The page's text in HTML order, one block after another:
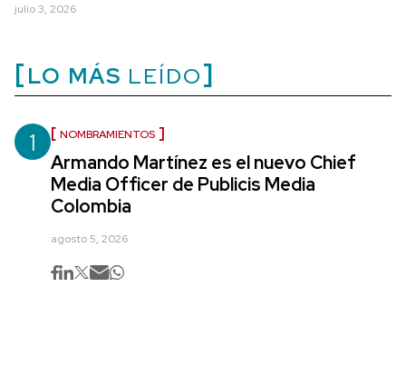
julio 3, 2026
LO MÁS LEÍDO
1 NOMBRAMIENTOS
Armando Martínez es el nuevo Chief
Media Officer de Publicis Media
Colombia
agosto 5, 2026